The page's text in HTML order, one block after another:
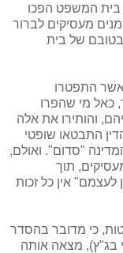
בית המשפט הפכו
מעסיקים לברור
בטובם של בית
אשר התפטרו
כאל מי שהפרו
והותירו את אלה
התבטאו שופטי
"סדום". ואולם,
תוך
אין כל זכות
כי מדובר בהסדר
בג"ץ), מצאה אותה